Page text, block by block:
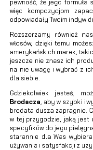
pewność, że jego formuła
więc kompozycjom
odpowiadały Twoim
Rozszerzamy również
włosów, dzięki temu
amerykańskich marek,
jeszcze nie znasz ich
na nie uwagę i wybrać z
dla siebie.
Gdziekolwiek jesteś,
Brodacza , aby w szybki i
brodata dusza zapragnie.
w tej przygodzie, jaką jest
specyfików do jego
starannie dla Was
używania i satysfakcji z